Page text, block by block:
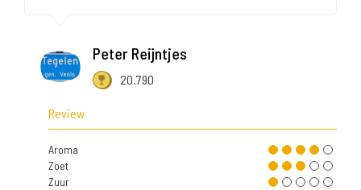
Peter Reijntjes
20.790
Review
Aroma
Zoet
Zuur